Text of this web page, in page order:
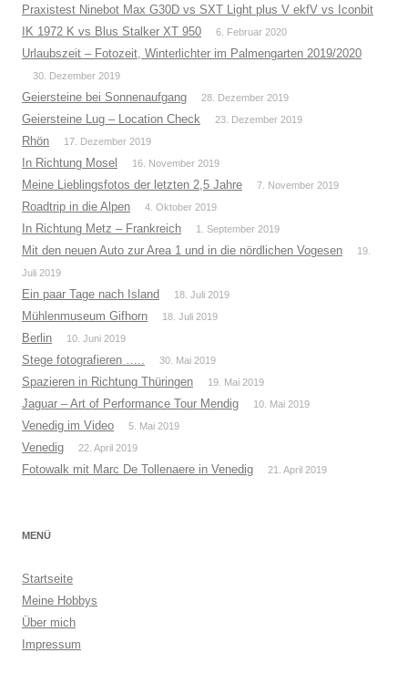
Praxistest Ninebot Max G30D vs SXT Light plus V ekfV vs Iconbit
IK 1972 K vs Blus Stalker XT 950
6. Februar 2020
Urlaubszeit – Fotozeit, Winterlichter im Palmengarten 2019/2020
30. Dezember 2019
Geiersteine bei Sonnenaufgang 28. Dezember 2019
Geiersteine Lug – Location Check 23. Dezember 2019
Rhön 17. Dezember 2019
In Richtung Mosel 16. November 2019
Meine Lieblingsfotos der letzten 2,5 Jahre 7. November 2019
Roadtrip in die Alpen 4. Oktober 2019
In Richtung Metz – Frankreich 1. September 2019
Mit den neuen Auto zur Area 1 und in die nördlichen Vogesen
19.
Juli 2019
Ein paar Tage nach Island 18. Juli 2019
Mühlenmuseum Gifhorn 18. Juli 2019
Berlin 10. Juni 2019
Stege fotografieren ….. 30. Mai 2019
Spazieren in Richtung Thüringen 19. Mai 2019
Jaguar – Art of Performance Tour Mendig 10. Mai 2019
Venedig im Video 5. Mai 2019
Venedig 22. April 2019
Fotowalk mit Marc De Tollenaere in Venedig 21. April 2019
MENÜ
Startseite
Meine Hobbys
Über mich
Impressum